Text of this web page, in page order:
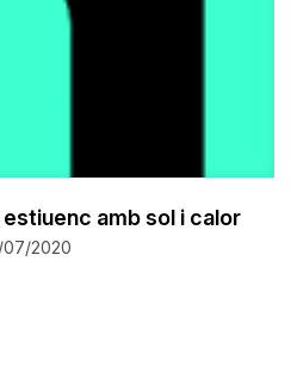
amb sol i calor
2020